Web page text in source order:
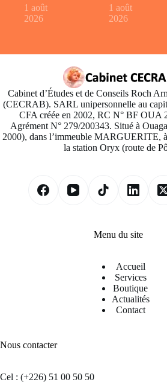
1 août
2026
1 août
2026
Cabinet d’Études et de Conseils Roch
(CECRAB). SARL unipersonnelle au
CFA créée en 2002, RC N° BF OUA
Agrément N° 279/200343. Situé à
2000), dans l’immeuble MARGUERITE,
la station Oryx (route de
Menu du site
Accueil
Services
Boutique
Actualités
Contact
Nous contacter
Cel : (+226) 51 00 50 50